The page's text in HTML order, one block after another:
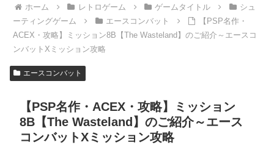
ホーム レトロゲーム ゲームタイトル
シュ
ーティングゲーム
エースコンバット
【PSP名作・
ACEX・攻略】ミッション8B【The Wasteland】のご紹介～エースコ
ンバットXミッション攻略
エースコンバット
【PSP名作・ACEX・攻略】ミッション
8B【The Wasteland】のご紹介～エース
コンバットXミッション攻略